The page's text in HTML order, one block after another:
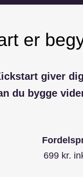
er
giver
du bygge
699 kr.